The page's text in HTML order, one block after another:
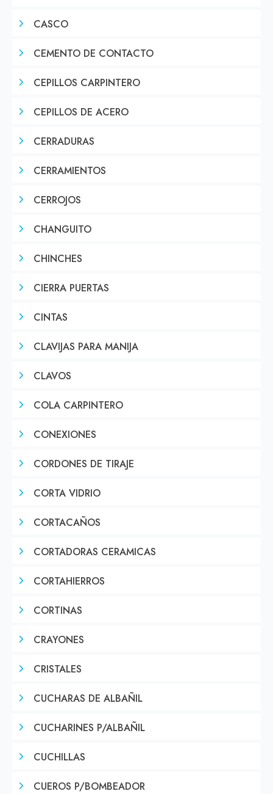
CASCO
CEMENTO DE CONTACTO
CEPILLOS CARPINTERO
CEPILLOS DE ACERO
CERRADURAS
CERRAMIENTOS
CERROJOS
CHANGUITO
CHINCHES
CIERRA PUERTAS
CINTAS
CLAVIJAS PARA MANIJA
CLAVOS
COLA CARPINTERO
CONEXIONES
CORDONES DE TIRAJE
CORTA VIDRIO
CORTACAÑOS
CORTADORAS CERAMICAS
CORTAHIERROS
CORTINAS
CRAYONES
CRISTALES
CUCHARAS DE ALBAÑIL
CUCHARINES P/ALBAÑIL
CUCHILLAS
CUEROS P/BOMBEADOR